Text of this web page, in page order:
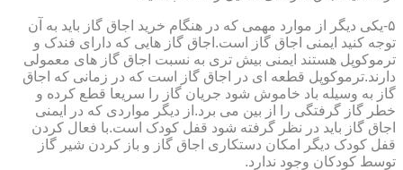
۵-یکی دیگر از موارد مهمی که در هنگام خرید اجاق گاز باید به آن
توجه کنید ایمنی اجاق گاز است.اجاق گاز هایی که دارای فندک و
ترموکوپل هستند ایمنی بیش تری به نسبت اجاق گاز های معمولی
دارند.ترموکوپل قطعه ای در اجاق گاز است که در زمانی که اجاق
گاز به وسیله باد خاموش شود جریان گاز را سریعا قطع کرده و
خطر گاز گرفتگی را از بین می برد.از دیگر مواردی که در ایمنی
اجاق گاز باید در نظر گرفته شود قفل کودک است.با فعال کردن
قفل کودک دیگر امکان دستکاری اجاق گاز و باز کردن شیر گاز
توسط کودکان وجود ندارد.